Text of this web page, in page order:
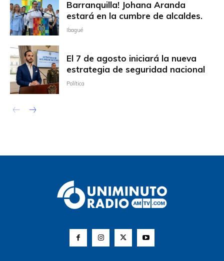
Barranquilla! Johana Aranda
estará en la cumbre de alcaldes.
Ibagué
El 7 de agosto iniciará la nueva
estrategia de seguridad nacional
Política